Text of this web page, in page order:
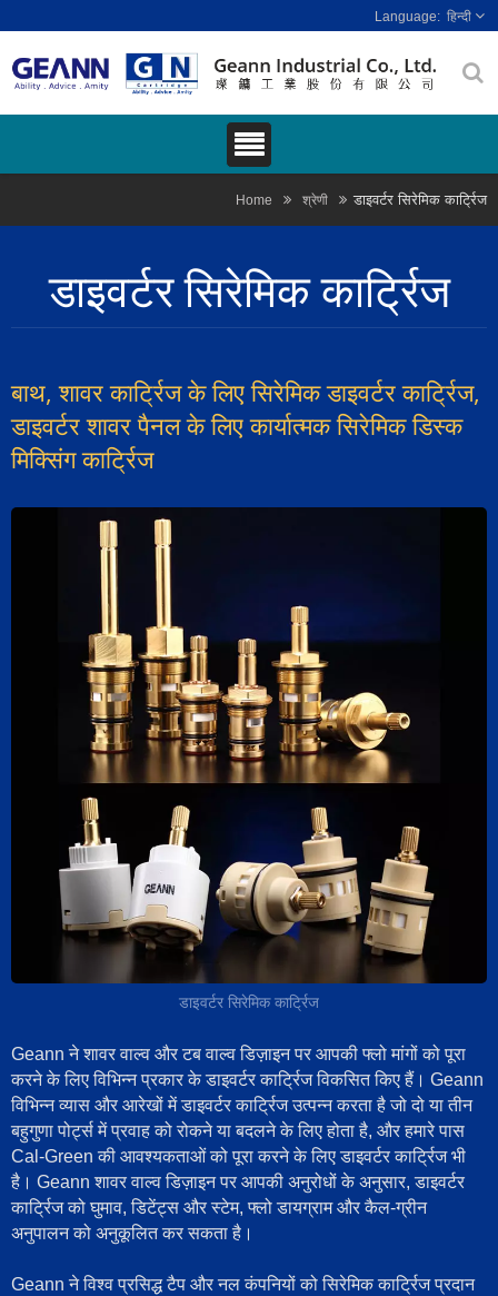
हिन्दी
Home श्रेणी डाइवर्टर सिरेमिक कार्ट्रिज
डाइवर्टर सिरेमिक कार्ट्रिज
बाथ, शावर कार्ट्रिज के लिए सिरेमिक डाइवर्टर कार्ट्रिज,
डाइवर्टर शावर पैनल के लिए कार्यात्मक सिरेमिक डिस्क
मिक्सिंग कार्ट्रिज
डाइवर्टर सिरेमिक कार्ट्रिज
Geann ने शावर वाल्व और टब वाल्व डिज़ाइन पर आपकी फ्लो मांगों को पूरा
करने के लिए विभिन्न प्रकार के डाइवर्टर कार्ट्रिज विकसित किए हैं। Geann
विभिन्न व्यास और आरेखों में डाइवर्टर कार्ट्रिज उत्पन्न करता है जो दो या तीन
बहुगुणा पोर्ट्स में प्रवाह को रोकने या बदलने के लिए होता है, और हमारे पास
Cal-Green की आवश्यकताओं को पूरा करने के लिए डाइवर्टर कार्ट्रिज भी
है। Geann शावर वाल्व डिज़ाइन पर आपकी अनुरोधों के अनुसार, डाइवर्टर
कार्ट्रिज को घुमाव, डिटेंट्स और स्टेम, फ्लो डायग्राम और कैल-ग्रीन
अनुपालन को अनुकूलित कर सकता है।
Geann ने विश्व प्रसिद्ध टैप और नल कंपनियों को सिरेमिक कार्ट्रिज प्रदान